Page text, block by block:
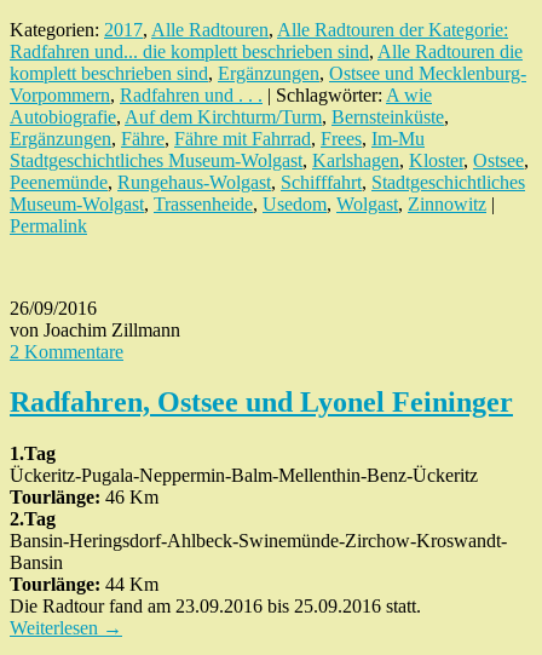
Kategorien: 2017, Alle Radtouren, Alle Radtouren der Kategorie:
Radfahren und... die komplett beschrieben sind, Alle Radtouren die
komplett beschrieben sind, Ergänzungen, Ostsee und Mecklenburg-
Vorpommern, Radfahren und . . . | Schlagwörter: A wie
Autobiografie, Auf dem Kirchturm/Turm, Bernsteinküste,
Ergänzungen, Fähre, Fähre mit Fahrrad, Frees, Im-Mu
Stadtgeschichtliches Museum-Wolgast, Karlshagen, Kloster, Ostsee,
Peenemünde, Rungehaus-Wolgast, Schifffahrt, Stadtgeschichtliches
Museum-Wolgast, Trassenheide, Usedom, Wolgast, Zinnowitz |
Permalink
26/09/2016
von Joachim Zillmann
2 Kommentare
Radfahren, Ostsee und Lyonel Feininger
1.Tag
Ückeritz-Pugala-Neppermin-Balm-Mellenthin-Benz-Ückeritz
Tourlänge: 46 Km
2.Tag
Bansin-Heringsdorf-Ahlbeck-Swinemünde-Zirchow-Kroswandt-
Bansin
Tourlänge: 44 Km
Die Radtour fand am 23.09.2016 bis 25.09.2016 statt.
Weiterlesen →